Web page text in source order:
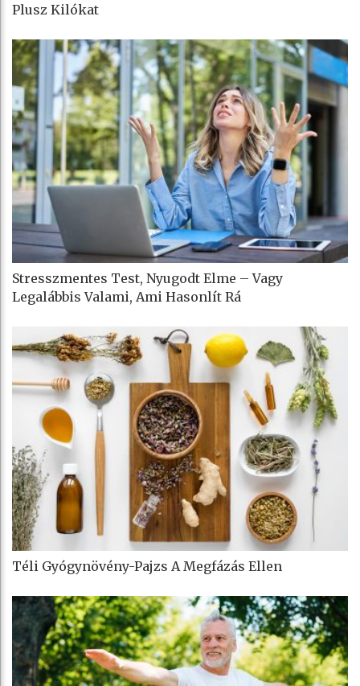
Plusz Kilókat
Stresszmentes Test, Nyugodt Elme – Vagy
Legalábbis Valami, Ami Hasonlít Rá
Téli Gyógynövény-Pajzs A Megfázás Ellen